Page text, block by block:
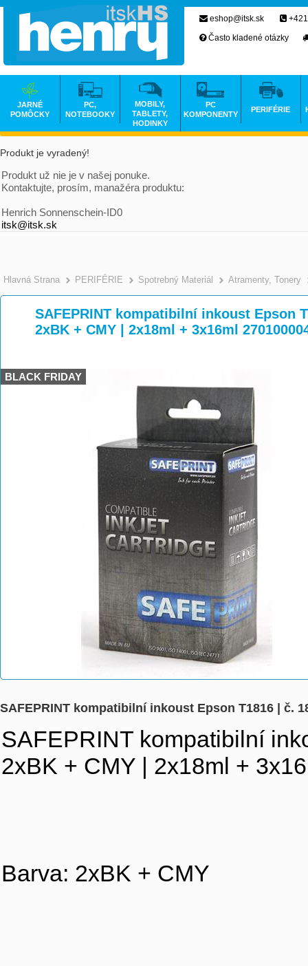
Produkt je vyradený!
Produkt už nie je v našej ponuke.
Kontaktujte, prosím, manažéra produktu:
Henrich Sonnenschein-ID0
itsk@itsk.sk
Hlavná Strana >
PERIFÉRIE >
Spotrebný Materiál >
Atramenty, Tonery
SAFEPRINT kompatibilní inkoust Epson
2xBK + CMY | 2x18ml + 3x16ml
BLACK FRIDAY
SAFEPRINT kompatibilní inkoust Epson T1816 | č.
SAFEPRINT kompatibilní
2xBK + CMY | 2x18ml +
Barva: 2xBK + CMY
eshop@itsk.sk
Často kladené otázky
JARNÉ
POMÔCKY
PC,
NOTEBOOKY
MOBILY,
TABLETY,
HODINKY
PC
KOMPONENTY
PERIFÉRIE